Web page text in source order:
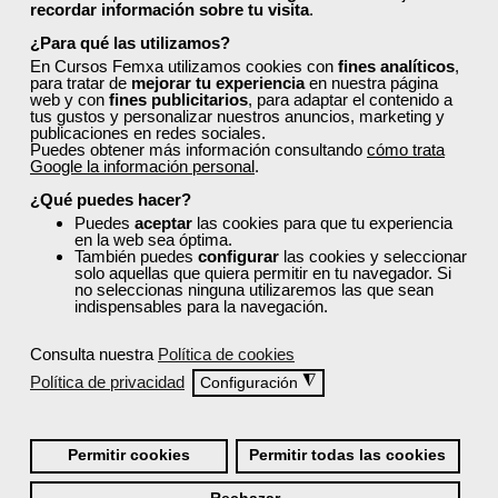
recordar información sobre tu visita.
¿Para qué las utilizamos?
En Cursos Femxa utilizamos cookies con fines analíticos,
para tratar de mejorar tu experienciaen nuestra página
web y con fines publicitarios, para adaptar el contenido a
tus gustos y personalizar nuestros anuncios, marketing y
publicaciones en redes sociales.
Puedes obtener más información consultando cómo trata
Google la información personal.
¿Qué puedes hacer?
Puedes aceptar las cookies para que tu experiencia
en la web sea óptima.
También puedes configurar las cookies y seleccionar
solo aquellas que quiera permitir en tu navegador. Si
no seleccionas ninguna utilizaremos las que sean
indispensables para la navegación.
Consulta nuestra Política de cookies
Política de privacidad
Configuración ◮
Permitir cookies Permitir todas las cookies
4 155
ONLINE
Formación 100%
subvencionada.
Para desempleados,
trabajadores y autónomos.
Sector
-Metal.
Grupo Femxa
internacionales